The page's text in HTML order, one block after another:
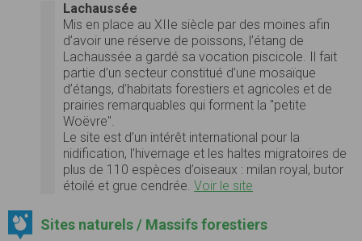
Lachaussée
Mis en place au XIIe siècle par des moines afin
d’avoir une réserve de poissons, l’étang de
Lachaussée a gardé sa vocation piscicole. Il fait
partie d’un secteur constitué d’une mosaïque
d’étangs, d’habitats forestiers et agricoles et de
prairies remarquables qui forment la "petite
Woëvre".
Le site est d’un intérêt international pour la
nidification, l’hivernage et les haltes migratoires de
plus de 110 espèces d’oiseaux : milan royal, butor
étoilé et grue cendrée. Voir le site
Sites naturels / Massifs forestiers